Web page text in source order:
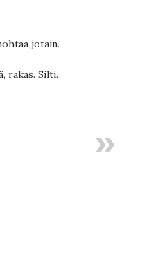
jotain.
rakas. Silti.